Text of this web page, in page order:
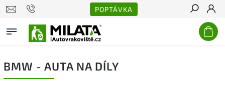
POPTÁVKA
Hledat
BMW - AUTA NA DÍLY